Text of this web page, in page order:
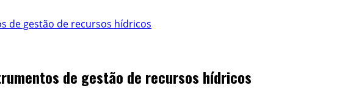
de gestão de recursos hídricos
de gestão de recursos hídricos